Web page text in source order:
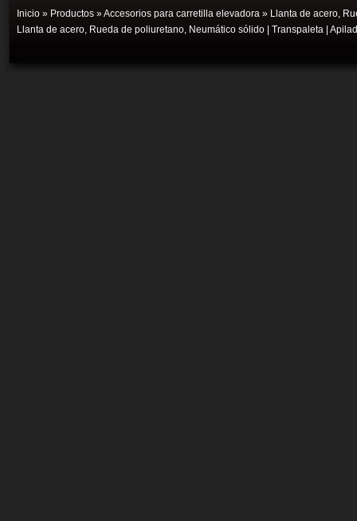
Inicio » Productos »Accesorios para carretilla elevadora » Llanta de acero,
Llanta de acero, Rueda de poliuretano, Neumático sólido
Transpaleta